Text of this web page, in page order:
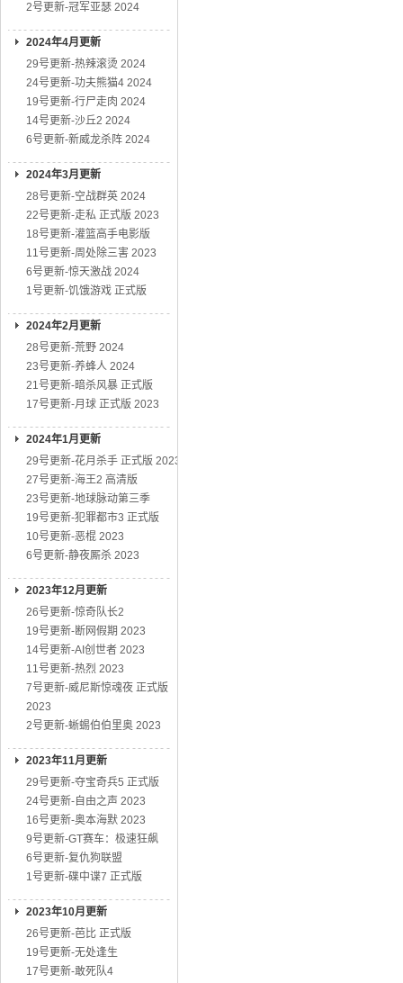
2号更新-冠军亚瑟 2024
2024年4月更新
29号更新-热辣滚烫 2024
24号更新-功夫熊猫4 2024
19号更新-行尸走肉 2024
14号更新-沙丘2 2024
6号更新-新威龙杀阵 2024
2024年3月更新
28号更新-空战群英 2024
22号更新-走私 正式版 2023
18号更新-灌篮高手电影版
11号更新-周处除三害 2023
6号更新-惊天激战 2024
1号更新-饥饿游戏 正式版
2024年2月更新
28号更新-荒野 2024
23号更新-养蜂人 2024
21号更新-暗杀风暴 正式版
17号更新-月球 正式版 2023
2024年1月更新
29号更新-花月杀手 正式版 2023
27号更新-海王2 高清版
23号更新-地球脉动第三季
19号更新-犯罪都市3 正式版
10号更新-恶棍 2023
6号更新-静夜厮杀 2023
2023年12月更新
26号更新-惊奇队长2
19号更新-断网假期 2023
14号更新-AI创世者 2023
11号更新-热烈 2023
7号更新-威尼斯惊魂夜 正式版
2023
2号更新-蜥蜴伯伯里奥 2023
2023年11月更新
29号更新-夺宝奇兵5 正式版
24号更新-自由之声 2023
16号更新-奥本海默 2023
9号更新-GT赛车：极速狂飙
6号更新-复仇狗联盟
1号更新-碟中谍7 正式版
2023年10月更新
26号更新-芭比 正式版
19号更新-无处逢生
17号更新-敢死队4